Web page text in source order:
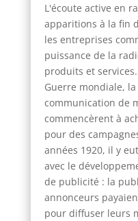
L'écoute active en
apparitions à la fin
les entreprises
puissance de la
produits et
Guerre mondiale,
communication de
commencèrent à
pour des
années 1920, il y
avec le
de publicité : la
annonceurs
pour diffuser leurs